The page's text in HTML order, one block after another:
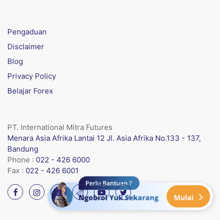
Pengaduan
Disclaimer
Blog
Privacy Policy
Belajar Forex
PT. International Mitra Futures
Menara Asia Afrika Lantai 12 Jl. Asia Afrika No.133 - 137,
Bandung
Phone : 022 - 426 6000
Fax : 022 - 426 6001